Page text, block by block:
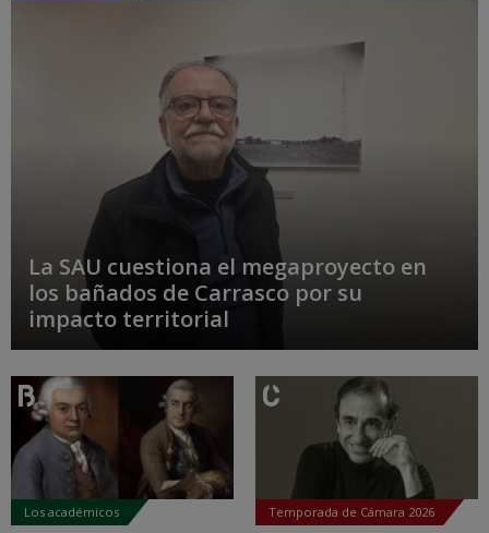
Los académicos Temporada de Cámara 2026
La SAU cuestiona el megaproyecto en
los bañados de Carrasco por su
impacto territorial